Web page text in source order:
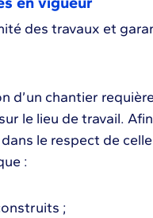
des travaux et
d’un chantier
le lieu de travail.
le respect de
:
;